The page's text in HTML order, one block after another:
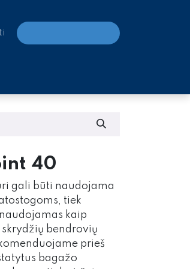
40
gali būti naudojama
tiek
kaip
bendrovių
prieš
bagažo